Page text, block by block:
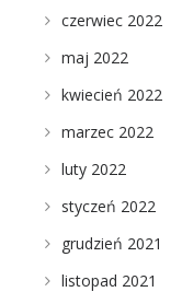
czerwiec 2022
maj 2022
kwiecień 2022
marzec 2022
luty 2022
styczeń 2022
grudzień 2021
listopad 2021